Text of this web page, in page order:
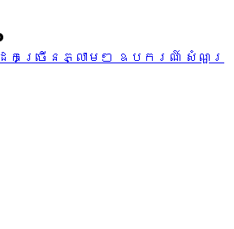
ដកច្រើនភ្លាមៗ ឧបករណ៍ សំណួរ